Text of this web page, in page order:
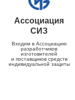
Ассоциация
СИЗ
Входим в Ассоциацию
разработчиков
изготовителей
и поставщиков средств
индивидуальной защиты